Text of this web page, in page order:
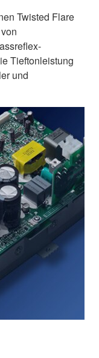
Twisted Flare
Tieftonleistung
und